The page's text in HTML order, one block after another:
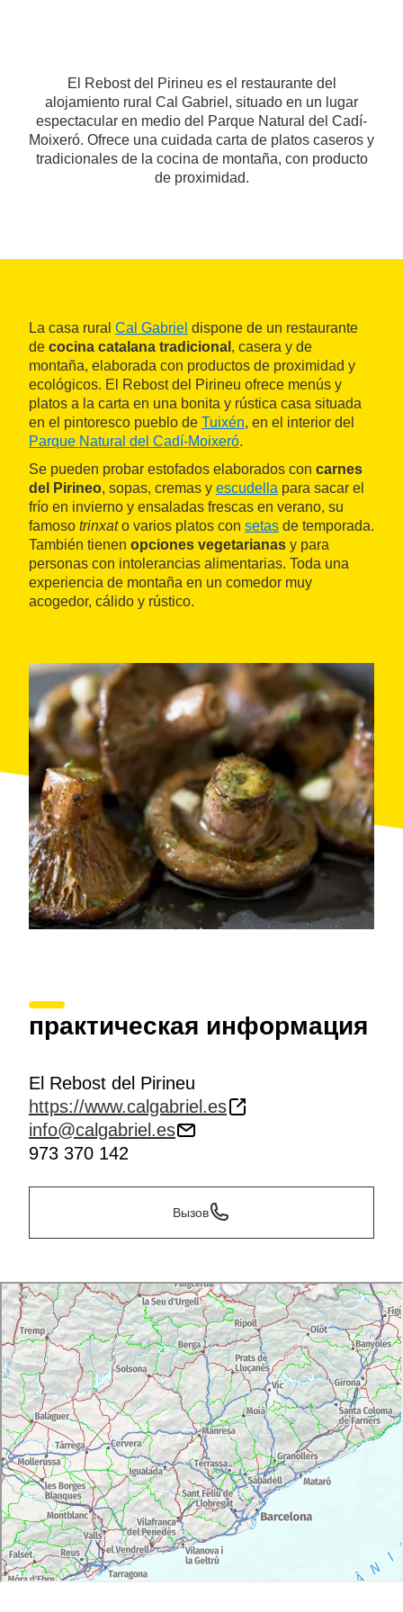
El Rebost del Pirineu es el restaurante del
alojamiento rural Cal Gabriel, situado en un lugar
espectacular en medio del Parque Natural del Cadí-
Moixeró. Ofrece una cuidada carta de platos caseros y
tradicionales de la cocina de montaña, con producto
de proximidad.
La casa rural Cal Gabriel dispone de un restaurante
de cocina catalana tradicional , casera y de
montaña, elaborada con productos de proximidad y
ecológicos. El Rebost del Pirineu ofrece menús y
platos a la carta en una bonita y rústica casa situada
en el pintoresco pueblo de Tuixén, en el interior del
Parque Natural del Cadí-Moixeró.
Se pueden probar estofados elaborados con carnes
del Pirineo, sopas, cremas y escudella para sacar el
frío en invierno y ensaladas frescas en verano, su
famoso trinxato varios platos con setas de temporada.
También tienen opciones vegetarianas y para
personas con intolerancias alimentarias. Toda una
experiencia de montaña en un comedor muy
acogedor, cálido y rústico.
практическая информация
El Rebost del Pirineu
https://www.calgabriel.es
info@calgabriel.es
973 370 142
Вызов